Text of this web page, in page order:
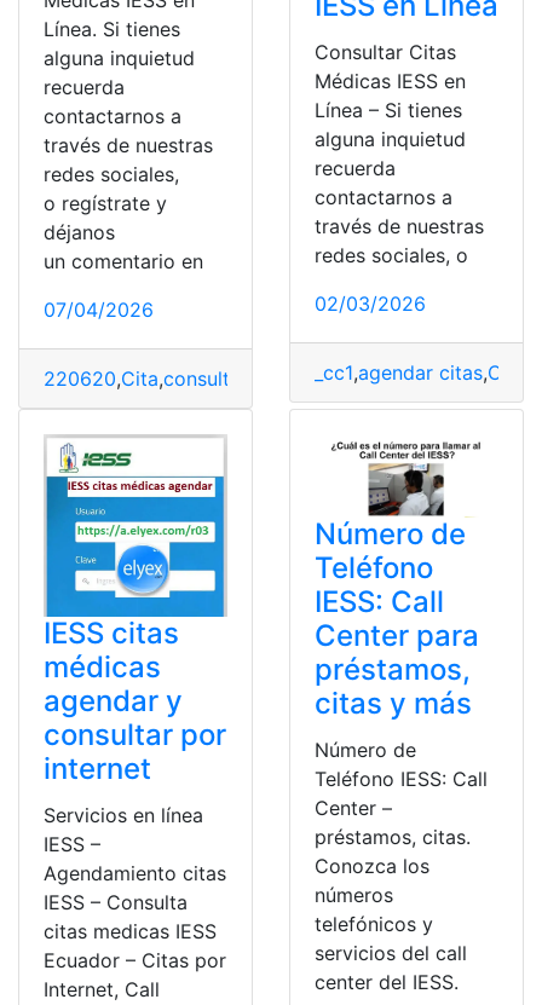
Línea. Si tienes
alguna inquietud
recuerda
contactarnos a
través de nuestras
redes sociales,
o regístrate y
déjanos
un comentario en
07/04/2026
220620,Cita,consultar Línea ,Médicas
Consultar Citas
Médicas IESS en
Línea – Si tienes
alguna inquietud
recuerda
contactarnos a
través de nuestras
redes sociales, o
02/03/2026
_cc1,agendar citas,Citas
IESS citas
médicas
agendar y
consultar por
internet
Servicios en línea
IESS –
Agendamiento citas
IESS – Consulta
citas medicas IESS
Ecuador – Citas por
Internet, Call
Número de
Teléfono
IESS: Call
Center para
préstamos,
citas y más
Número de
Teléfono IESS: Call
Center –
préstamos, citas.
Conozca los
números
telefónicos y
servicios del call
center del IESS.